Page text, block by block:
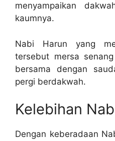
menyampaikan
kaumnya.
Nabi Harun yang
tersebut mersa
bersama dengan
pergi berdakwah.
Kelebihan
Dengan keberadaan